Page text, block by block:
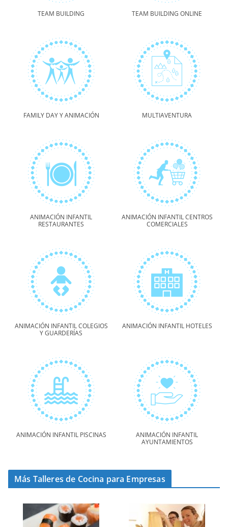
TEAM BUILDING TEAM BUILDING ONLINE
FAMILY DAY Y ANIMACIÓN MULTIAVENTURA
ANIMACIÓN INFANTIL
RESTAURANTES
ANIMACIÓN INFANTIL CENTROS
COMERCIALES
ANIMACIÓN INFANTIL COLEGIOS
Y GUARDERÍAS
ANIMACIÓN INFANTIL HOTELES
ANIMACIÓN INFANTIL PISCINAS
ANIMACIÓN INFANTIL
AYUNTAMIENTOS
Más Talleres de Cocina para Empresas